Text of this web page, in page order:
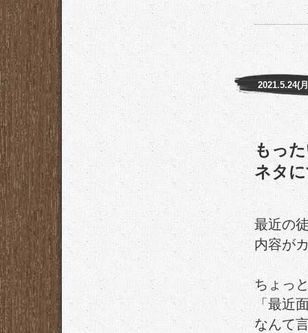
2021.5.24(
もっ
ネタ
最近の
内容が
ちょっ
「最近
なんて